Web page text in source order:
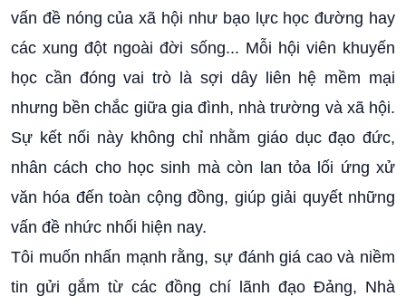
vấn đề nóng của xã hội như bạo lực học đường hay
các xung đột ngoài đời sống... Mỗi hội viên khuyến
học cần đóng vai trò là sợi dây liên hệ mềm mại
nhưng bền chắc giữa gia đình, nhà trường và xã hội.
Sự kết nối này không chỉ nhằm giáo dục đạo đức,
nhân cách cho học sinh mà còn lan tỏa lối ứng xử
văn hóa đến toàn cộng đồng, giúp giải quyết những
vấn đề nhức nhối hiện nay.
Tôi muốn nhấn mạnh rằng, sự đánh giá cao và niềm
tin gửi gắm từ các đồng chí lãnh đạo Đảng, Nhà